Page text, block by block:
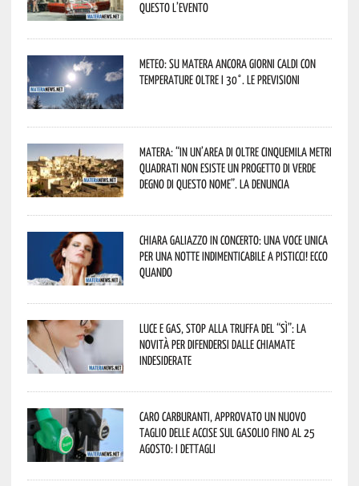
Questo l’evento
Meteo: su Matera ancora giorni caldi con
temperature oltre i 30°. Le previsioni
Matera: “In un’area di oltre cinquemila metri
quadrati non esiste un progetto di verde
degno di questo nome”. La denuncia
Chiara Galiazzo in concerto: una voce unica
per una notte indimenticabile a Pisticci! Ecco
quando
Luce e gas, stop alla truffa del “Sì”: la
novità per difendersi dalle chiamate
indesiderate
Caro carburanti, approvato un nuovo
taglio delle accise sul gasolio fino al 25
agosto: i dettagli